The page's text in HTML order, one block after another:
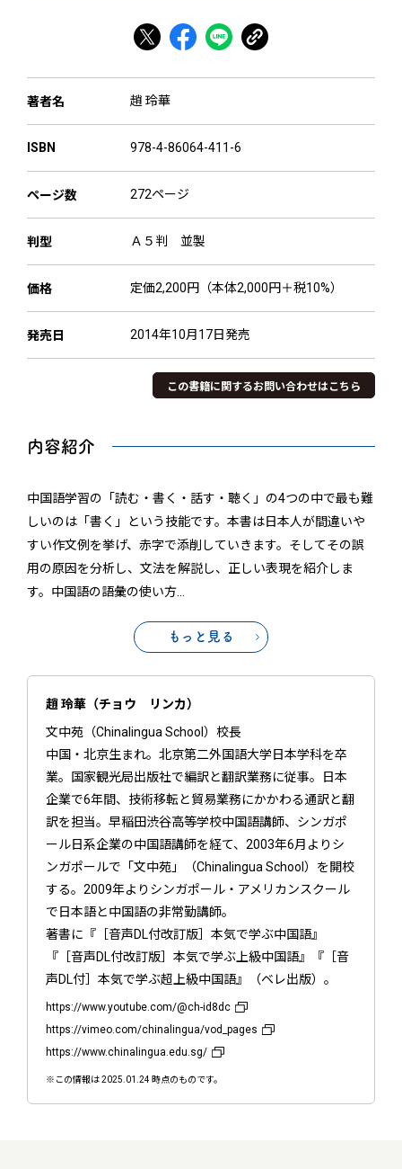
著者名 趙 玲華
ISBN 978-4-86064-411-6
ページ数 272ページ
判型 Ａ５判 並製
価格 定価2,200円（本体2,000円＋税10%）
発売日 2014年10月17日発売
この書籍に関するお問い合わせはこちら
内容紹介
中国語学習の「読む・書く・話す・聴く」の4つの中で最も難
しいのは「書く」という技能です。本書は日本人が間違いや
すい作文例を挙げ、赤字で添削していきます。そしてその誤
用の原因を分析し、文法を解説し、正しい表現を紹介しま
す。中国語の語彙の使い方
もっと見る
趙 玲華（チョウ リンカ）
文中苑（Chinalingua School）校長
中国・北京生まれ。北京第二外国語大学日本学科を卒
業。国家観光局出版社で編訳と翻訳業務に従事。日本
企業で6年間、技術移転と貿易業務にかかわる通訳と翻
訳を担当。早稲田渋谷高等学校中国語講師、シンガポ
ール日系企業の中国語講師を経て、2003年6月よりシ
ンガポールで「文中苑」（Chinalingua School）を開校
する。2009年よりシンガポール・アメリカンスクール
で日本語と中国語の非常勤講師。
著書に『［音声DL付改訂版］本気で学ぶ中国語』
『［音声DL付改訂版］本気で学ぶ上級中国語』『［音
声DL付］本気で学ぶ超上級中国語』（ベレ出版）。
https://www.youtube.com/@ch-id8dc
https://vimeo.com/chinalingua/vod_pages
https://www.chinalingua.edu.sg/
※この情報は 2025.01.24 時点のものです。